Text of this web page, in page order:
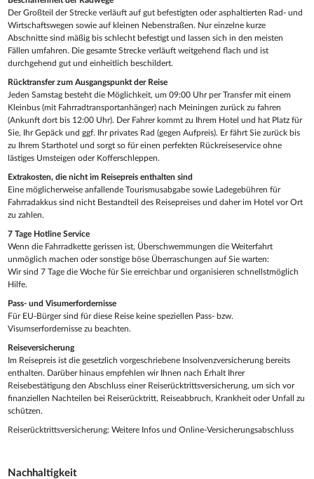
Der Großteil der Strecke verläuft auf gut befestigten oder asphaltierten Rad- und
Wirtschaftswegen sowie auf kleinen Nebenstraßen. Nur einzelne kurze
Abschnitte sind mäßig bis schlecht befestigt und lassen sich in den meisten
Fällen umfahren. Die gesamte Strecke verläuft weitgehend flach und ist
durchgehend gut und einheitlich beschildert.
Rücktransfer zum Ausgangspunkt der Reise
Jeden Samstag besteht die Möglichkeit, um 09:00 Uhr per Transfer mit einem
Kleinbus (mit Fahrradtransportanhänger) nach Meiningen zurück zu fahren
(Ankunft dort bis 12:00 Uhr). Der Fahrer kommt zu Ihrem Hotel und hat Platz für
Sie, Ihr Gepäck und ggf. Ihr privates Rad (gegen Aufpreis). Er fährt Sie zurück bis
zu Ihrem Starthotel und sorgt so für einen perfekten Rückreiseservice ohne
lästiges Umsteigen oder Kofferschleppen.
Extrakosten, die nicht im Reisepreis enthalten sind
Eine möglicherweise anfallende Tourismusabgabe sowie Ladegebühren für
Fahrradakkus sind nicht Bestandteil des Reisepreises und daher im Hotel vor Ort
zu zahlen.
7 Tage Hotline Service
Wenn die Fahrradkette gerissen ist, Überschwemmungen die Weiterfahrt
unmöglich machen oder sonstige böse Überraschungen auf Sie warten:
Wir sind 7 Tage die Woche für Sie erreichbar und organisieren schnellstmöglich
Hilfe.
Pass- und Visumerfordernisse
Für EU-Bürger sind für diese Reise keine speziellen Pass- bzw.
Visumserfordernisse zu beachten.
Reiseversicherung
Im Reisepreis ist die gesetzlich vorgeschriebene Insolvenzversicherung bereits
enthalten. Darüber hinaus empfehlen wir Ihnen nach Erhalt Ihrer
Reisebestätigung den Abschluss einer Reiserücktrittsversicherung, um sich vor
finanziellen Nachteilen bei Reiserücktritt, Reiseabbruch, Krankheit oder Unfall zu
schützen.
Reiserücktrittsversicherung: Weitere Infos und Online-Versicherungsabschluss
Nachhaltigkeit